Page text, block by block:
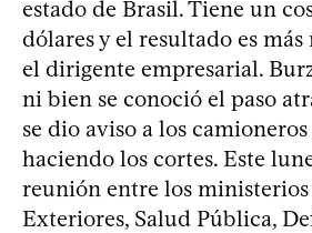
estado de Brasil. Tiene un
dólares y el resultado es
el dirigente empresarial.
ni bien se conoció el paso
se dio aviso a los
haciendo los cortes. Este
reunión entre los ministerios
Exteriores, Salud Pública,